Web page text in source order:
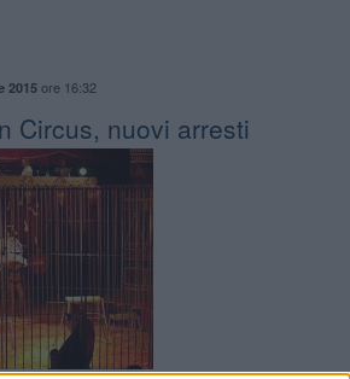
2015ore 16:32
Circus, nuovi arresti